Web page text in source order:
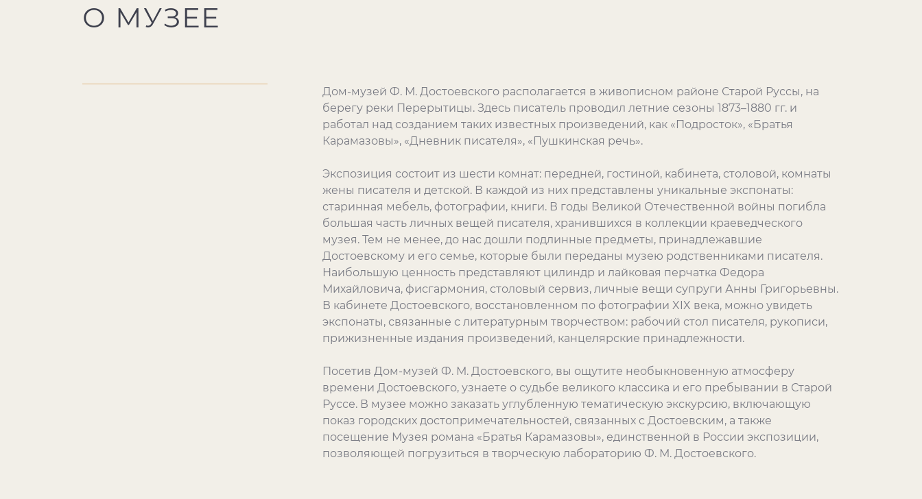
О МУЗЕЕ
Дом-музей Ф. М. Достоевского располагается в живописном районе Старой Руссы, на
берегу реки Перерытицы. Здесь писатель проводил летние сезоны 1873–1880 гг. и
работал над созданием таких известных произведений, как «Подросток», «Братья
Карамазовы», «Дневник писателя», «Пушкинская речь».
Экспозиция состоит из шести комнат: передней, гостиной, кабинета, столовой, комнаты
жены писателя и детской. В каждой из них представлены уникальные экспонаты:
старинная мебель, фотографии, книги. В годы Великой Отечественной войны погибла
большая часть личных вещей писателя, хранившихся в коллекции краеведческого
музея. Тем не менее, до нас дошли подлинные предметы, принадлежавшие
Достоевскому и его семье, которые были переданы музею родственниками писателя.
Наибольшую ценность представляют цилиндр и лайковая перчатка Федора
Михайловича, фисгармония, столовый сервиз, личные вещи супруги Анны Григорьевны.
В кабинете Достоевского, восстановленном по фотографии XIX века, можно увидеть
экспонаты, связанные с литературным творчеством: рабочий стол писателя, рукописи,
прижизненные издания произведений, канцелярские принадлежности.
Посетив Дом-музей Ф. М. Достоевского, вы ощутите необыкновенную атмосферу
времени Достоевского, узнаете о судьбе великого классика и его пребывании в Старой
Руссе. В музее можно заказать углубленную тематическую экскурсию, включающую
показ городских достопримечательностей, связанных с Достоевским, а также
посещение Музея романа «Братья Карамазовы», единственной в России экспозиции,
позволяющей погрузиться в творческую лабораторию Ф. М. Достоевского.